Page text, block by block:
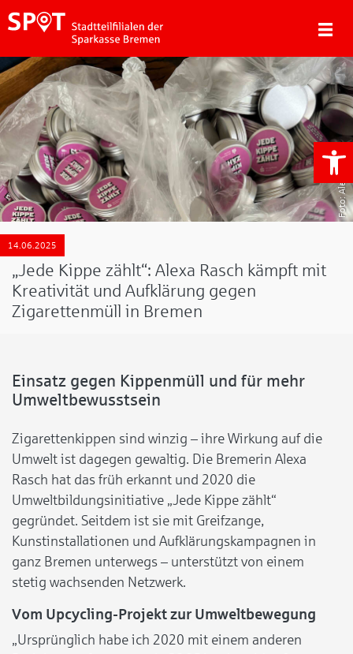
Alexa Rasch
14.06.2025
„Jede Kippe zählt“: Alexa Rasch kämpft mit
Kreativität und Aufklärung gegen
Zigarettenmüll in Bremen
Einsatz gegen Kippenmüll und für mehr
Umweltbewusstsein
Zigarettenkippen sind winzig – ihre Wirkung auf die
Umwelt ist dagegen gewaltig. Die Bremerin Alexa
Rasch hat das früh erkannt und 2020 die
Umweltbildungsinitiative „Jede Kippe zählt“
gegründet. Seitdem ist sie mit Greifzange,
Kunstinstallationen und Aufklärungskampagnen in
ganz Bremen unterwegs – unterstützt von einem
stetig wachsenden Netzwerk.
Vom Upcycling-Projekt zur Umweltbewegung
„Ursprünglich habe ich 2020 mit einem anderen